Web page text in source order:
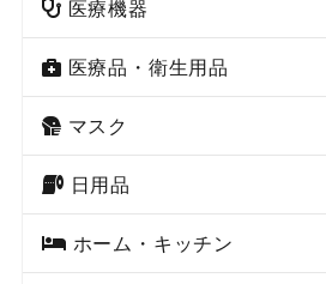
医療機器
医療品・衛生用品
マスク
日用品
ホーム・キッチン